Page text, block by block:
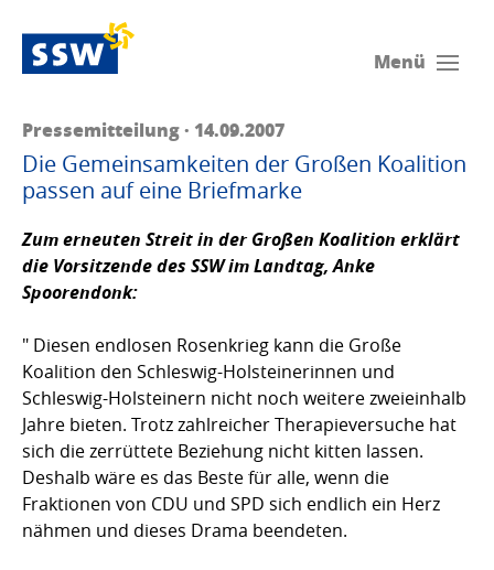
Menü
Pressemitteilung · 14.09.2007
Die Gemeinsamkeiten der Großen Koalition
passen auf eine Briefmarke
Zum erneuten Streit in der Großen Koalition erklärt
die Vorsitzende des SSW im Landtag,Anke
Spoorendonk:
" Diesen endlosen Rosenkrieg kann die Große
Koalition den Schleswig-Holsteinerinnen und
Schleswig-Holsteinern nicht noch weitere zweieinhalb
Jahre bieten. Trotz zahlreicher Therapieversuche hat
sich die zerrüttete Beziehung nicht kitten lassen.
Deshalb wäre es das Beste für alle, wenn die
Fraktionen von CDU und SPD sich endlich ein Herz
nähmen und dieses Drama beendeten.